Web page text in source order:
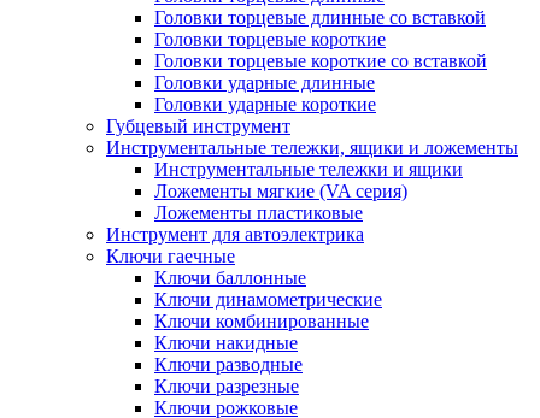
Головки торцевые длинные со вставкой
Головки торцевые короткие
Головки торцевые короткие со вставкой
Головки ударные длинные
Головки ударные короткие
Губцевый инструмент
Инструментальные тележки, ящики и ложементы
Инструментальные тележки и ящики
Ложементы мягкие (VA серия)
Ложементы пластиковые
Инструмент для автоэлектрика
Ключи гаечные
Ключи баллонные
Ключи динамометрические
Ключи комбинированные
Ключи накидные
Ключи разводные
Ключи разрезные
Ключи рожковые